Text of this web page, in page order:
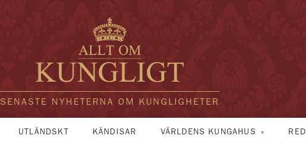
SENASTE NYHETERNA OM KUNGLIGHETER
UTLÄNDSKT KÄNDISAR VÄRLDENS KUNGAHUS